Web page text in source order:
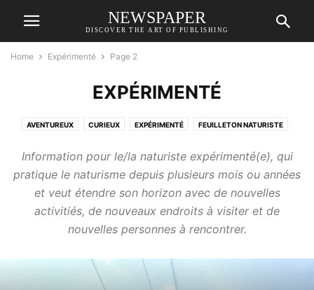
NEWSPAPER
DISCOVER THE ART OF PUBLISHING
Home Expérimenté Page 2
EXPÉRIMENTÉ
AVENTUREUX CURIEUX EXPÉRIMENTÉ FEUILLETON NATURISTE
Information pour le/la naturiste expérimenté(e), qui
pratique le naturisme depuis plusieurs mois ou années
et veut étendre son horizon avec de nouvelles
activitiés, de nouveaux endroits à visiter et de
nouvelles personnes à rencontrer.